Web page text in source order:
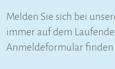
Melden Sie sich bei
immer auf dem
Anmeldeformular finden